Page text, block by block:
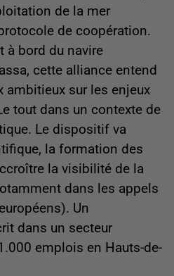
de la mer
de coopération.
à bord du navire
cette alliance entend
ambitieux sur les enjeux
tout dans un contexte de
Le dispositif va
la formation des
la visibilité de la
dans les appels
Un
dans un secteur
emplois en Hauts-de-